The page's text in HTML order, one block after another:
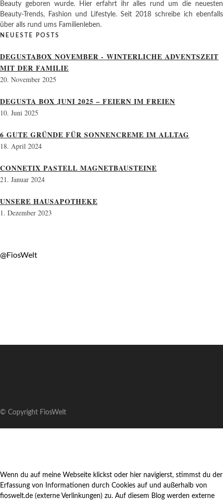
Beauty geboren wurde. Hier erfahrt ihr alles rund um die neuesten
Beauty-Trends, Fashion und Lifestyle. Seit 2018 schreibe ich ebenfalls
über alls rund ums Familienleben.
NEUESTE POSTS
DEGUSTABOX NOVEMBER - WINTERLICHE ADVENTSZEIT
MIT DER FAMILIE
20. November 2025
DEGUSTA BOX JUNI 2025 – FEIERN IM FREIEN
10. Juni 2025
6 GUTE GRÜNDE FÜR SONNENCREME IM ALLTAG
18. April 2024
CONNETIX PASTELL MAGNETBAUSTEINE
21. Januar 2024
UNSERE HAUSAPOTHEKE
1. Dezember 2023
@FiosWelt
© Copyright FiosWelt
Wenn du auf meine Webseite klickst oder hier navigierst, stimmst du der
Erfassung von Informationen durch Cookies auf und außerhalb von
fioswelt.de (externe Verlinkungen) zu. Auf diesem Blog werden externe